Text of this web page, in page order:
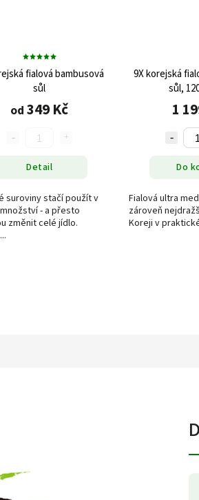
fialová bambusová
sůl
od 349 Kč
Detail
suroviny stačí použít v
- a přesto
změnit celé jídlo.
9X korejská
sůl,
1
Do
Fialová ultra
zároveň
Koreji v